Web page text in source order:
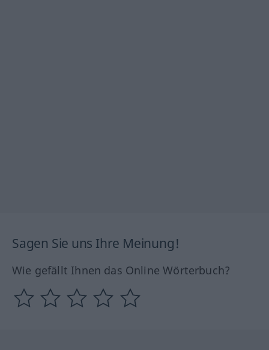
Sagen Sie uns Ihre Meinung!
Wie gefällt Ihnen das Online Wörterbuch?